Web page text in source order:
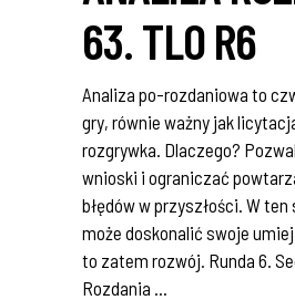
63. TLO R6
Analiza po-rozdaniowa to
gry, równie ważny jak
rozgrywka. Dlaczego?
wnioski i ograniczać
błędów w przyszłości. W ten
może doskonalić swoje
to zatem rozwój. Runda 6.
Rozdania